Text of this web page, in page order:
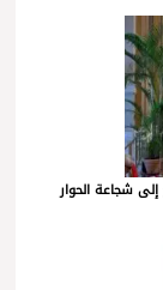
إلى شجاعة الحوار